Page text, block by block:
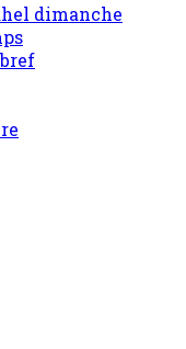
dimanche